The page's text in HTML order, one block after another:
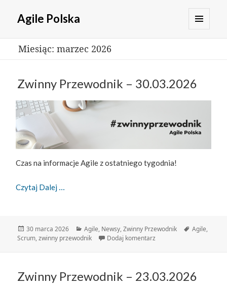
Agile Polska
Miesiąc: marzec 2026
Zwinny Przewodnik – 30.03.2026
Czas na informacje Agile z ostatniego tygodnia!
Czytaj Dalej
Data
publikacji
30 marca 2026 Kategorie
Agile, Newsy,Zwinny Przewodnik Tagi
Agile,
Scrum,zwinny przewodnik Dodaj komentarz
Zwinny Przewodnik – 23.03.2026